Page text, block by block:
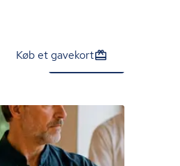
Køb et gavekort
/person Tilmeld nu